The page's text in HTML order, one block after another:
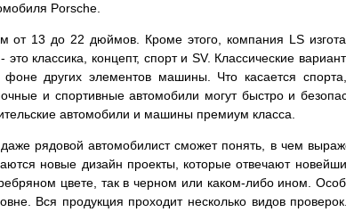
Porsche.
13 до 22 дюймов. Кроме этого, компания LS
классика, концепт, спорт и SV. Классические
других элементов машины. Что касается
и спортивные автомобили могут быстро и
автомобили и машины премиум класса.
рядовой автомобилист сможет понять, в чем
новые дизайн проекты, которые отвечают
цвете, так в черном или каком-либо ином.
Вся продукция проходит несколько видов